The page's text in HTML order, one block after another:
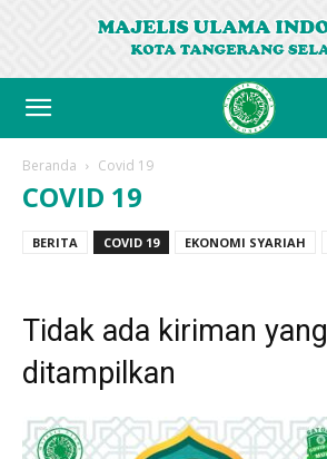
Beranda Covid 19
COVID 19
BERITA COVID 19 EKONOMI SYARIAH
Tidak ada kiriman yang
ditampilkan